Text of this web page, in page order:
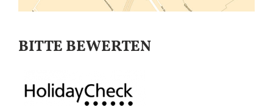
BITTE BEWERTEN